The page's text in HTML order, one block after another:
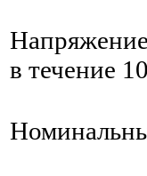
в течение